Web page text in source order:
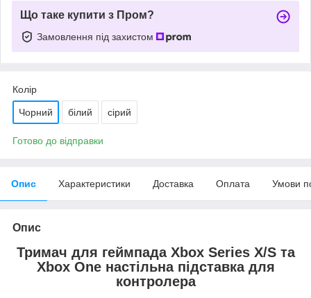
Що таке купити з Пром?
Замовлення під захистом
Колір
Чорний білий сірий
Готово до відправки
Опис Характеристики Доставка Оплата Умови
Опис
Тримач для геймпада Xbox Series X/S та
Xbox One настільна підставка для
контролера